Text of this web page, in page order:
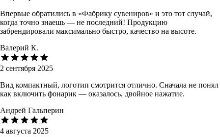
Впервые обратились в «Фабрику сувениров» и это тот случай,
когда точно знаешь — не последний! Продукцию
забрендировали максимально быстро, качество на высоте.
Валерий К.
2 сентября 2025
Вид компактный, логотип смотрится отлично. Сначала не понял
как включить фонарик — оказалось, двойное нажатие.
Андрей Гальперин
4 августа 2025